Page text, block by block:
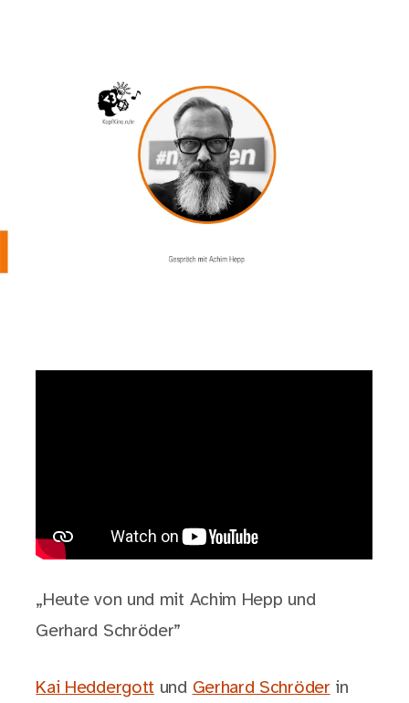
„Heute von und mit Achim Hepp und
Gerhard Schröder”
Kai Heddergott und Gerhard Schröder in